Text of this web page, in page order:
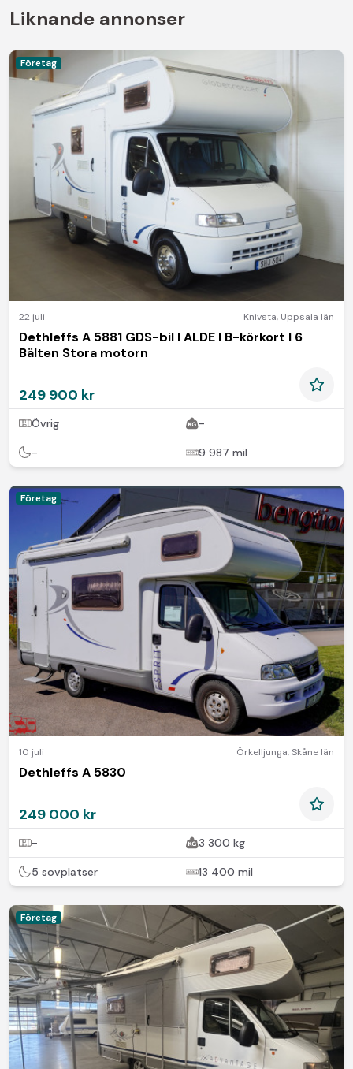
Liknande annonser
Företag
22 juli Knivsta, Uppsala län
Dethleffs A 5881 GDS-bil I ALDE I B-körkort I 6
Bälten Stora motorn
249 900 kr
Övrig -
- 9 987 mil
Företag
10 juli Örkelljunga,Skåne län
Dethleffs A 5830
249 000 kr
- 3 300 kg
5 sovplatser 13 400 mil
Företag